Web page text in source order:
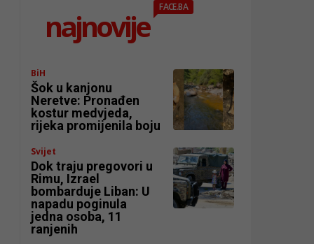
najnovije
FACE.BA
BiH
Šok u kanjonu
Neretve: Pronađen
kostur medvjeda,
rijeka promijenila boju
Svijet
Dok traju pregovori u
Rimu, Izrael
bombarduje Liban: U
napadu poginula
jedna osoba, 11
ranjenih